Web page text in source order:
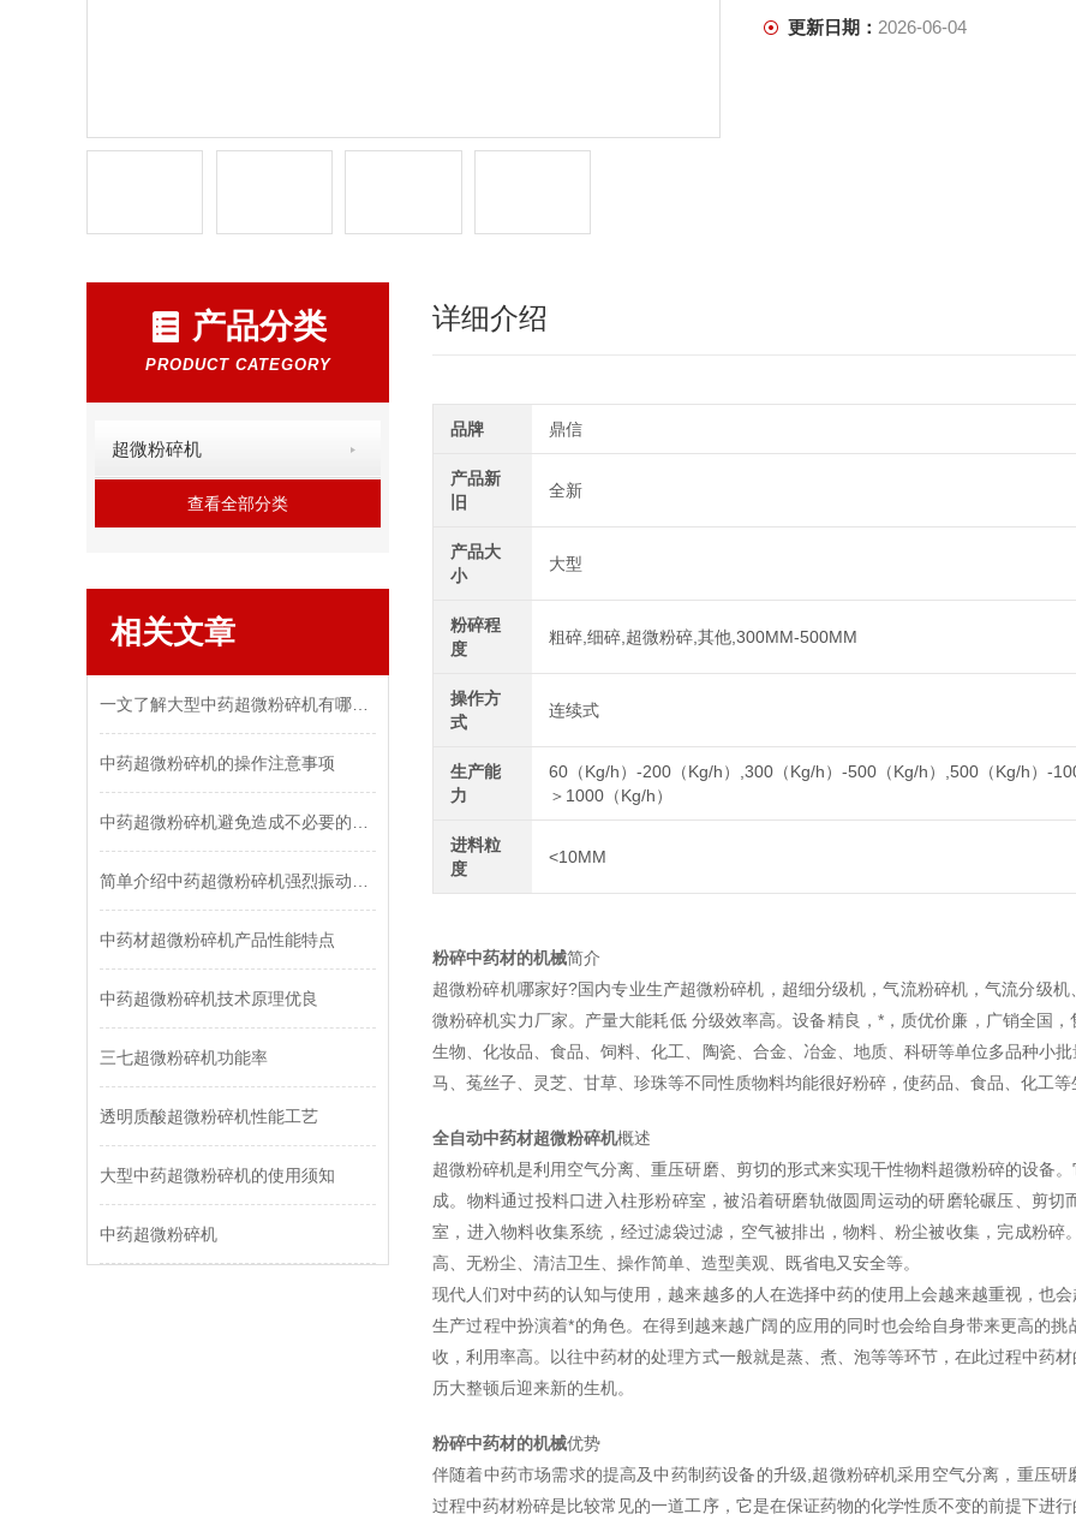
更新日期： 2026-06-04
产品分类
PRODUCT CATEGORY
超微粉碎机
查看全部分类
相关文章
中药超微粉碎机的操作注意事项
中药材超微粉碎机产品性能特点
中药超微粉碎机技术原理优良
三七超微粉碎机功能率
透明质酸超微粉碎机性能工艺
大型中药超微粉碎机的使用须知
中药超微粉碎机
详细介绍
品牌 鼎信
产品新
旧
全新
产品大
小
大型
粉碎程
度
粗碎,细碎,超微粉碎,其他,300MM-500MM
操作方
式
连续式
生产能
力
60（Kg/h）-200（Kg/h）,300（Kg/h）-500（Kg/h）,500（Kg/h）-
＞1000（Kg/h）
进料粒
度
<10MM
粉碎中药材的机械简介
超微粉碎机哪家好?国内专业生产超微粉碎机，超细分级机，气流粉碎机，气流分级
微粉碎机实力厂家。产量大能耗低 分级效率高。设备精良，*，质优价廉，广销全国，
生物、化妆品、食品、饲料、化工、陶瓷、合金、冶金、地质、科研等单位多品种小
马、菟丝子、灵芝、甘草、珍珠等不同性质物料均能很好粉碎，使药品、食品、化工等
全自动中药材超微粉碎机概述
超微粉碎机是利用空气分离、重压研磨、剪切的形式来实现干性物料超微粉碎的设备
成。物料通过投料口进入柱形粉碎室，被沿着研磨轨做圆周运动的研磨轮碾压、剪
室，进入物料收集系统，经过滤袋过滤，空气被排出，物料、粉尘被收集，完成粉
高、无粉尘、清洁卫生、操作简单、造型美观、既省电又安全等。
现代人们对中药的认知与使用，越来越多的人在选择中药的使用上会越来越重视，也
生产过程中扮演着*的角色。在得到越来越广阔的应用的同时也会给自身带来更高的
收，利用率高。以往中药材的处理方式一般就是蒸、煮、泡等等环节，在此过程中药
历大整顿后迎来新的生机。
粉碎中药材的机械优势
伴随着中药市场需求的提高及中药制药设备的升级,超微粉碎机采用空气分离，重压
过程中药材粉碎是比较常见的一道工序，它是在保证药物的化学性质不变的前提下进